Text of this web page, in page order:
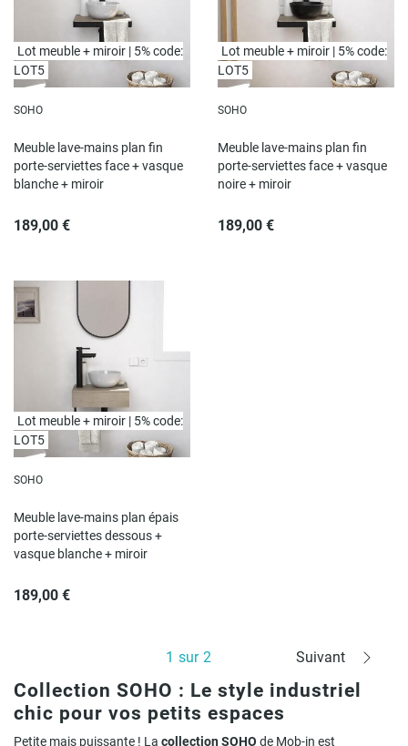
SOHO
Meuble lave-mains plan fin
porte-serviettes face + vasque
blanche + miroir
189,00 €
Lot meuble + miroir | 5% code:
LOT5
SOHO
Meuble lave-mains plan fin
porte-serviettes face + vasque
noire + miroir
189,00 €
Lot meuble + miroir | 5% code:
LOT5
SOHO
Meuble lave-mains plan épais
porte-serviettes dessous +
vasque blanche + miroir
189,00 €
Lot meuble + miroir | 5% code:
LOT5
1 sur 2 Suivant
Collection SOHO : Le style industriel
chic pour vos petits espaces
Petite mais puissante ! La collection SOHO de Mob-in est